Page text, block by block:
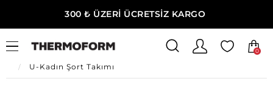
300 ₺ ÜZERİ ÜCRETSİZ KARGO
0
Ana Sayfa
U-Kadın Ev Giyim
U-Kadın Şort Takımı